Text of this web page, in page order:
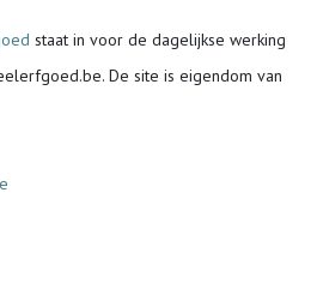
staat in voor de dagelijkse werking
De site is eigendom van